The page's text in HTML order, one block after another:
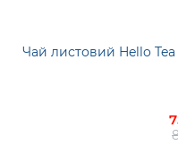
Чай листовий Hello